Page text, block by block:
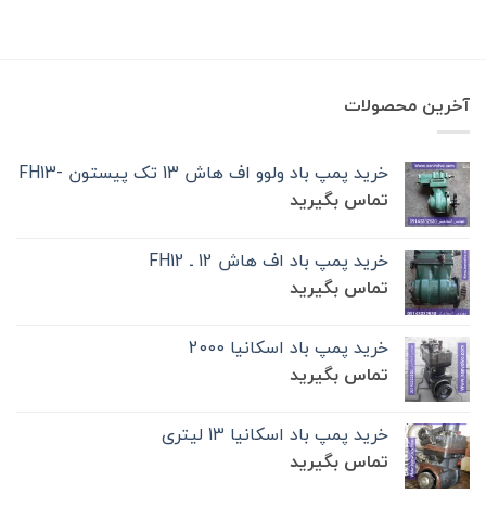
آخرین محصولات
خرید پمپ باد ولوو اف هاش 13 تک‌ پیستون -FH13
تماس بگیرید
خرید پمپ باد اف هاش 12 ـ FH12
تماس بگیرید
خرید پمپ باد اسکانیا 2000
تماس بگیرید
خرید پمپ باد اسکانیا 13 لیتری
تماس بگیرید